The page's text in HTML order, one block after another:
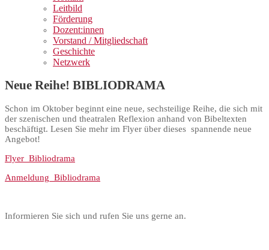
Leitbild
Förderung
Dozent:innen
Vorstand / Mitgliedschaft
Geschichte
Netzwerk
Neue Reihe! BIBLIODRAMA
Schon im Oktober beginnt eine neue, sechsteilige Reihe, die sich mit
der szenischen und theatralen Reflexion anhand von Bibeltexten
beschäftigt. Lesen Sie mehr im Flyer über dieses spannende neue
Angebot!
Flyer_Bibliodrama
Anmeldung_Bibliodrama
Informieren Sie sich und rufen Sie uns gerne an.